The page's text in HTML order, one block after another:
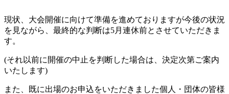
現状、大会開催に向けて準備を進めておりますが今後の状況
を見ながら、最終的な判断は5月連休前とさせていただきま
す。
(それ以前に開催の中止を判断した場合は、決定次第ご案内
いたします)
また、既に出場のお申込をいただきました個人・団体の皆様